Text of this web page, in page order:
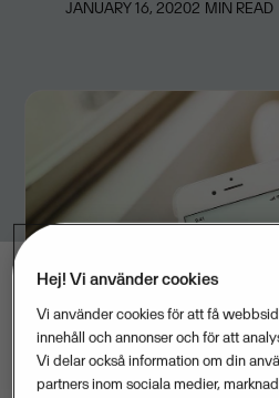
JANUARY 16, 20202 MIN READ
Hej! Vi använder cookies
Vi använder cookies för att få
innehåll och annonser och för att
Vi delar också information om din
partners inom sociala medier,